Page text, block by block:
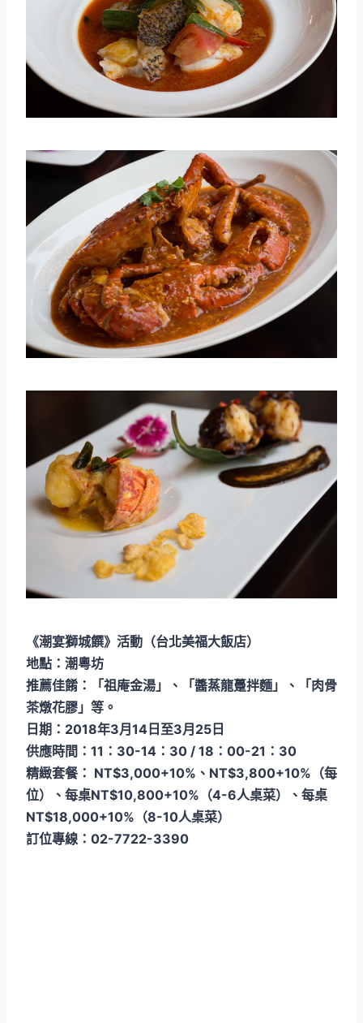
《潮宴獅城饌》活動（台北美福大飯店）
地點：潮粵坊
推薦佳餚：「祖庵金湯」、「醬蒸龍躉拌麵」、「肉骨
茶燉花膠」等。
日期：2018年3月14日至3月25日
供應時間：11：30-14：30 / 18：00-21：30
精緻套餐： NT$3,000+10%、NT$3,800+10%（每
位）、每桌NT$10,800+10%（4-6人桌菜）、每桌
NT$18,000+10%（8-10人桌菜）
訂位專線：02-7722-3390